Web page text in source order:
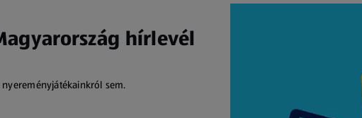
hírlevél
sem.